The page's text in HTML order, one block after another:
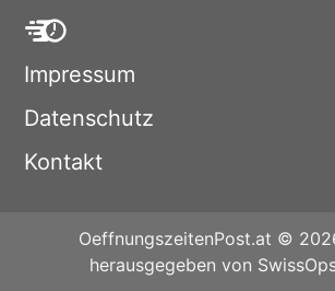
Impressum
Datenschutz
Kontakt
OeffnungszeitenPost.at ©
herausgegeben von